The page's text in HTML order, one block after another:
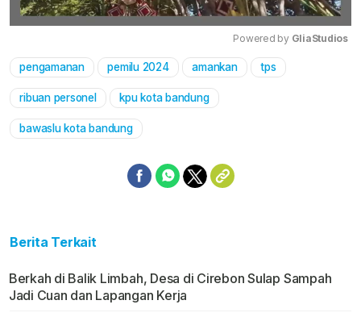
Powered by GliaStudios
pengamanan pemilu 2024 amankan tps
ribuan personel kpu kota bandung
bawaslu kota bandung
Berita Terkait
Berkah di Balik Limbah, Desa di Cirebon Sulap Sampah
Jadi Cuan dan Lapangan Kerja